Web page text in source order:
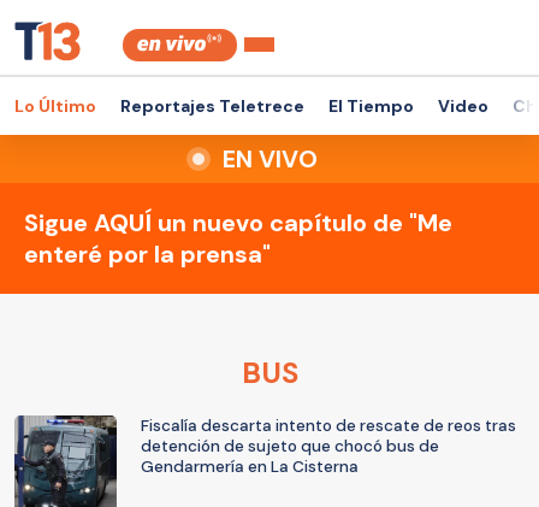
Lo Último Reportajes Teletrece El Tiempo Video
EN VIVO
Sigue AQUÍ un nuevo capítulo de "Me
enteré por la prensa"
BUS
Fiscalía descarta intento de rescate de reos tras
detención de sujeto que chocó bus de
Gendarmería en La Cisterna